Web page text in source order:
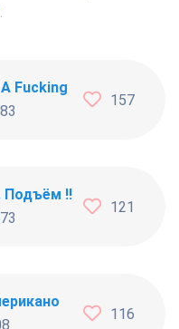
Fucking Newbie
157
Подъём !!!
121
116